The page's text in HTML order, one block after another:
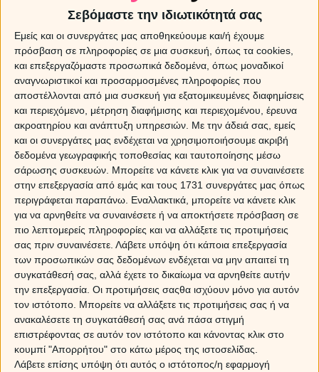
Σεβόμαστε την ιδιωτικότητά σας
Εμείς και οι συνεργάτες μας αποθηκεύουμε και/ή έχουμε
πρόσβαση σε πληροφορίες σε μια συσκευή, όπως τα cookies,
και επεξεργαζόμαστε προσωπικά δεδομένα, όπως μοναδικοί
αναγνωριστικοί και προσαρμοσμένες πληροφορίες που
αποστέλλονται από μια συσκευή για εξατομικευμένες διαφημίσεις
και περιεχόμενο, μέτρηση διαφήμισης και περιεχομένου, έρευνα
ακροατηρίου και ανάπτυξη υπηρεσιών. Με την άδειά σας, εμείς
και οι συνεργάτες μας ενδέχεται να χρησιμοποιήσουμε ακριβή
δεδομένα γεωγραφικής τοποθεσίας και ταυτοποίησης μέσω
σάρωσης συσκευών. Μπορείτε να κάνετε κλικ για να συναινέσετε
στην επεξεργασία από εμάς και τους 1731 συνεργάτες μας όπως
περιγράφεται παραπάνω. Εναλλακτικά, μπορείτε να κάνετε κλικ
για να αρνηθείτε να συναινέσετε ή να αποκτήσετε πρόσβαση σε
πιο λεπτομερείς πληροφορίες και να αλλάξετε τις προτιμήσεις
σας πριν συναινέσετε. Λάβετε υπόψη ότι κάποια επεξεργασία
των προσωπικών σας δεδομένων ενδέχεται να μην απαιτεί τη
συγκατάθεσή σας, αλλά έχετε το δικαίωμα να αρνηθείτε αυτήν
την επεξεργασία. Οι προτιμήσεις σαςθα ισχύουν μόνο για αυτόν
τον ιστότοπο. Μπορείτε να αλλάξετε τις προτιμήσεις σας ή να
ανακαλέσετε τη συγκατάθεσή σας ανά πάσα στιγμή
επιστρέφοντας σε αυτόν τον ιστότοπο και κάνοντας κλικ στο
κουμπί "Απορρήτου" στο κάτω μέρος της ιστοσελίδας.
Λάβετε επίσης υπόψη ότι αυτός ο ιστότοπος/η εφαρμογή
καθημερινότητας και των σχέσεων μας. Υπάρχει
που κινεί τις εξελίξεις και ανανεώνει τη δράση, μέσα
από πρωτοβουλίες και κινήσεις, που στις περισσότερες
περιπτώσεις θα λειτουργήσουν θετικά και
υποστηρικτικά απέναντι στα σχέδιά μας. Είναι μια καλή
στιγμή για να κινητοποιήσουμε το μηχανισμό των
εξελίξεων και να αναλάβουμε την ευθύνη απέναντι σε
οτιδήποτε σχεδιάζουμε ή επιδιώκουμε.
Παράλληλα όμως, το διάστημα αυτό βγαίνει πολύ πιο
εύκολα ο θυμός και η ένταση, ενώ οι συμπεριφορές
είναι πολύ πιθανόν να γίνουν πιο εριστικές και πιο
προκλητικές, μια και οΆρης στον Κριόδε χαρίζει τα
λόγια του, θα πει αυτό που θέλει χωρίς να υπολογίζει το
κόστος και τις συνέπειες. Κι είναι ακριβώς αυτό το
σημείο που χρειάζεται να προσέξουμε περισσότερο,
μια και αυτός είναι και ο λόγος που μπορεί να υπάρξει
μια αναταραχή στις σχέσεις μας.
Οι αστρολογικές όψεις του Άρη από τον Κριό
Sponsored Links